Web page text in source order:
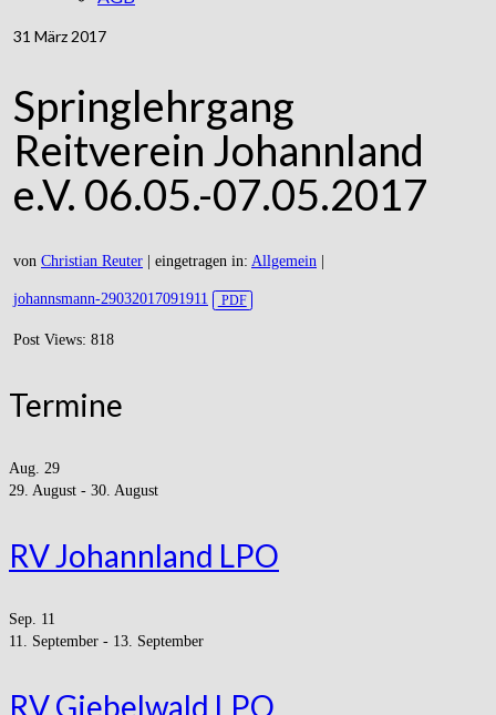
31 März 2017
Springlehrgang
Reitverein Johannland
e.V. 06.05.-07.05.2017
von Christian Reuter eingetragen in: Allgemein
johannsmann-29032017091911
Post Views: 818
Termine
Aug. 29
29. August - 30. August
RV Johannland LPO
Sep. 11
11. September - 13. September
RV Giebelwald LPO